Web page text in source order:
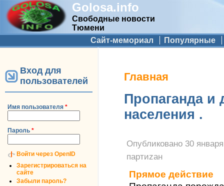
Golosa.info
Свободные новости
Тюмени
Дополнительное меню
Сайт-мемориал Популярные
Вход для
пользователей
Имя пользователя *
Пароль *
Войти через OpenID
Зарегистрироваться на
сайте
Забыли пароль?
Вы здесь
Главная
Пропаганда и
населения .
Опубликовано 30
партиzан
Прямое действие